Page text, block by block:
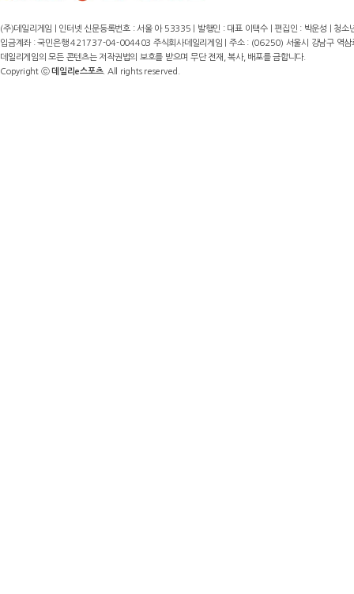
(주)데일리게임 | 인터넷 신문등록번호 : 서울 아 53335 | 발행인 : 대표 이택수 | 편집인 : 박운성 |
입금계좌 : 국민은행 421737-04-004403 주식회사데일리게임 | 주소 : (06250) 서울시 강남구
데일리게임의 모든 콘텐츠는 저작권법의 보호를 받으며 무단 전재, 복사, 배포를 금합니다.
Copyright ⓒ데일리e스포츠. All rights reserved.